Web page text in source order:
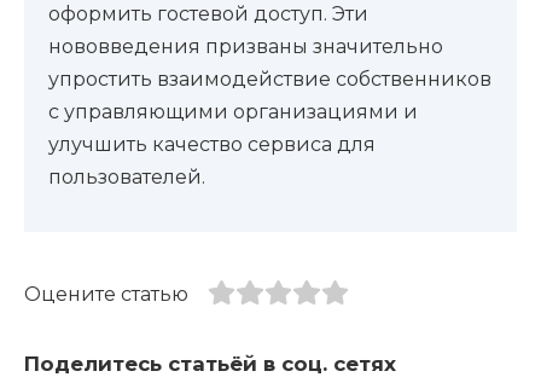
оформить гостевой доступ. Эти
нововведения призваны значительно
упростить взаимодействие собственников
с управляющими организациями и
улучшить качество сервиса для
пользователей.
Оцените статью
Поделитесь статьёй в соц. сетях